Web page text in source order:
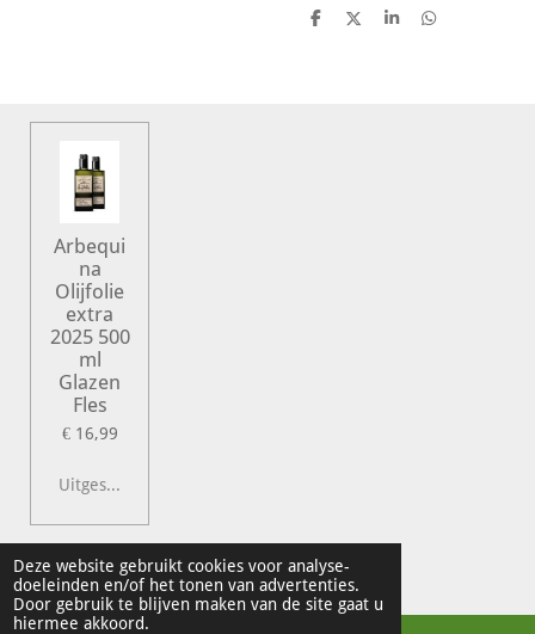
Deze website gebruikt cookies voor analyse-
doeleinden en/of het tonen van advertenties.
Door gebruik te blijven maken van de site gaat u
hiermee akkoord.
D
D
S
D
Arbequi
na
Olijfolie
extra
2025 500
ml
Glazen
Fles
€ 16,99
Uitgeschakeld
© 2022 Vershal de Kunst
Powered byJouwWeb